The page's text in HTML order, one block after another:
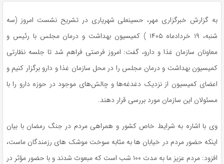
به گزارش خبرگزاری مهر، حسینعلی شهریاری در تشریح نشست امروز (سه
شنبه، ۱۹ خردادماه ۱۴۰۵ ) کمیسیون بهداشت و درمان مجلس با رئیس و
معاونان سازمان غذا و دارو، گفت: امروز فرصتی فراهم شد تا جلسه نظارتی
کمیسیون بهداشت و درمان مجلس را در محل سازمان غذا و دارو برگزار کنیم و
اعضای کمیسیون از نزدیک دغدغه‌ها و چالش‌های موجود در حوزه دارو را با
مسئولان این سازمان مورد بررسی قرار دهند.
وی با اشاره به شرایط خاص کشور و همراهی مردم در جنگ رمضان با بیان
اینکه حضور مردم در خیابان ها به مثابه سوخت موشک های رزمندگان ماست،
افزود: مردم عزیز ما به مدت ۱۰۰ شب است که مبعوث شدند و با حضور مؤثر در